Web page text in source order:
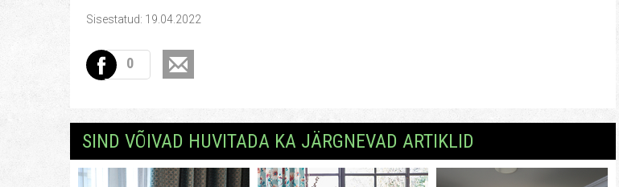
Sisestatud: 19.04.2022
0
SIND VÕIVAD HUVITADA KA JÄRGNEVAD ARTIKLID